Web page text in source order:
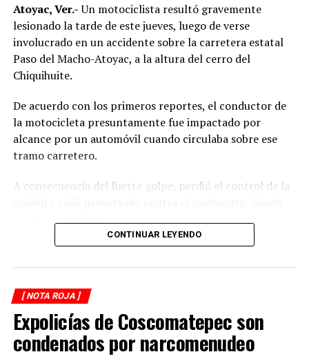
Atoyac, Ver.-Un motociclista resultó gravemente
lesionado la tarde de este jueves, luego de verse
involucrado en un accidente sobre la carretera estatal
Paso del Macho-Atoyac, a la altura del cerro del
Chiquihuite.
De acuerdo con los primeros reportes, el conductor de
la motocicleta presuntamente fue impactado por
alcance por un automóvil cuando circulaba sobre ese
tramo carretero.
A consecuencia del fuerte golpe, perdió el control de la
Testigos del accidente solicitaron de inmediato el apoyo
de los cuerpos de emergencia al percatarse de que el
asfáltica, mientras otros automovilistas redujeron la
velocidad para evitar otro percance.
Al sitio arribaron paramédicos de Protección Civil de
CONTINUAR LEYENDO
[ NOTA ROJA ]
Expolicías de Coscomatepec son
condenados por narcomenudeo